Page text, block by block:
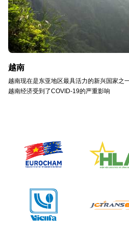
越南
越南现在是东亚地区最具活力的新兴国家之
越南经济受到了COVID-19的严重影响